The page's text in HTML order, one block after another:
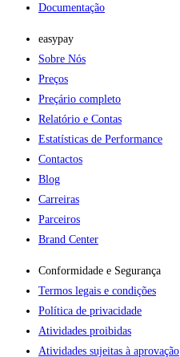
Documentação
easypay
Sobre Nós
Preços
Preçário completo
Relatório e Contas
Estatísticas de Performance
Contactos
Blog
Carreiras
Parceiros
Brand Center
Conformidade e Segurança
Termos legais e condições
Política de privacidade
Atividades proibidas
Atividades sujeitas à aprovação